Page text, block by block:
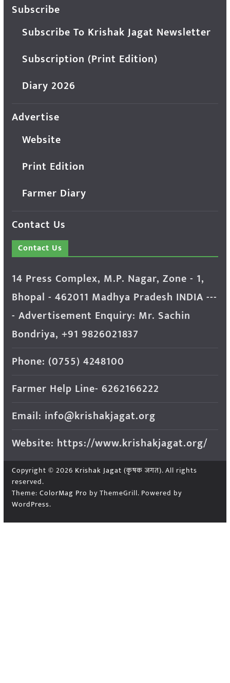
Subscribe
Subscribe To Krishak Jagat Newsletter
Subscription (Print Edition)
Diary 2026
Advertise
Website
Print Edition
Farmer Diary
Contact Us
Contact Us
14 Press Complex, M.P. Nagar, Zone - 1,
Bhopal - 462011 Madhya Pradesh INDIA ---
- Advertisement Enquiry: Mr. Sachin
Bondriya, +91 9826021837
Phone: (0755) 4248100
Farmer Help Line- 6262166222
Email: info@krishakjagat.org
Website: https://www.krishakjagat.org/
Copyright © 2026 Krishak Jagat (कृषक जगत). All rights
reserved.
Theme: ColorMag Pro by ThemeGrill. Powered by
WordPress.